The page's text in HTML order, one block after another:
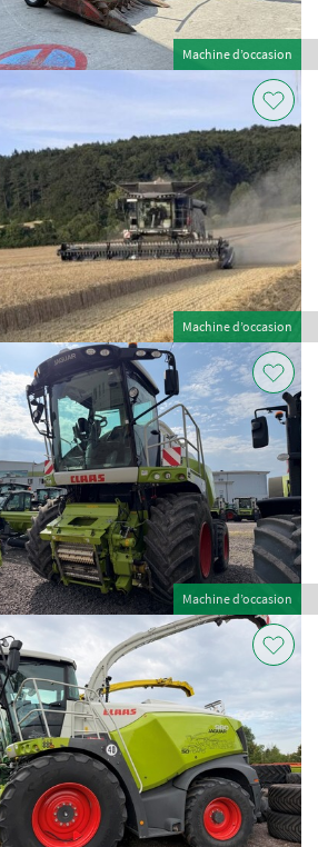
Machine d’occasion
Machine d’occasion
Machine d’occasion